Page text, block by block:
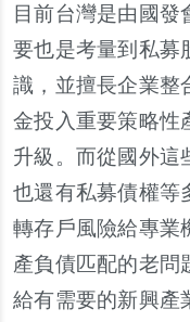
目前台灣是由國發
要也是考量到私募
識，並擅長企業整
金投入重要策略性
升級。而從國外這
也還有私募債權等
轉存戶風險給專業
產負債匹配的老問
給有需要的新興產